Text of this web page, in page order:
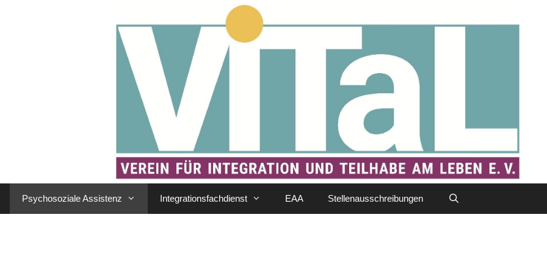
Psychosoziale Assistenz Integrationsfachdienst EAA Stellenausschreibungen